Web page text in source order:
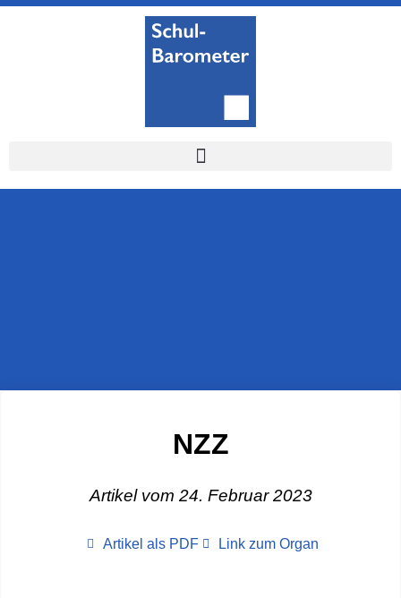
NZZ
Artikel vom 24. Februar 2023
Artikel als PDF Link zum Organ